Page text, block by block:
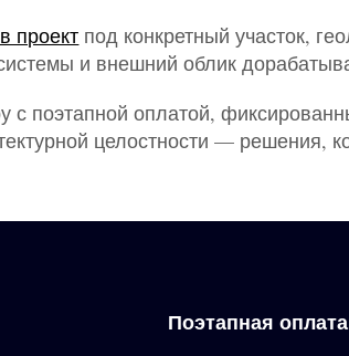
проект под конкретный участок,
и внешний облик
с поэтапной оплатой,
целостности — решения,
Поэтапная оплата